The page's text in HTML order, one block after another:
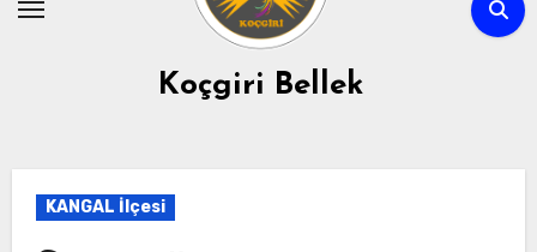
Koçgiri Bellek
KANGAL İlçesi